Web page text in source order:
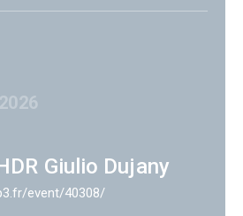
Giulio Dujany
event/40308/